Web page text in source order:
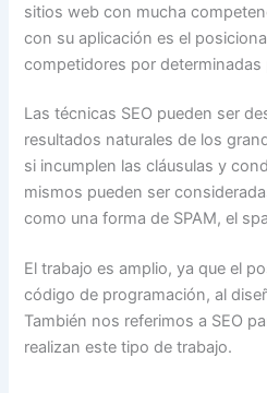
sitios web con mucha
con su aplicación es el
competidores por determinadas
Las técnicas SEO pueden ser
resultados naturales de los
si incumplen las cláusulas y
mismos pueden ser
como una forma de SPAM, el
El trabajo es amplio, ya que el
código de programación, al
También nos referimos a SEO
realizan este tipo de trabajo.